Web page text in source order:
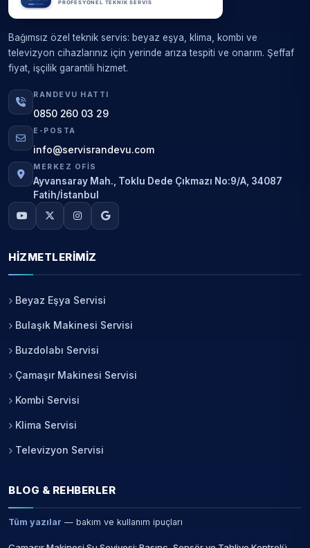
Bağımsız özel teknik servis: beyaz eşya, klima, kombi ve
televizyon cihazlarınız için yerinde arıza tespiti ve onarım. Şeffaf
fiyat, işçilik garantili hizmet.
RANDEVU HATTI
0850 260 03 29
E-POSTA
info@servisrandevu.com
MERKEZ OFIS
Ayvansaray Mah., Toklu Dede Çıkmazı No:9/A, 34087
Fatih/İstanbul
HIZMETLERIMIZ
Beyaz Eşya Servisi
Bulaşık Makinesi Servisi
Buzdolabı Servisi
Çamaşır Makinesi Servisi
Kombi Servisi
Klima Servisi
Televizyon Servisi
BLOG & REHBERLER
Tüm yazılar — bakım ve kullanım ipuçları